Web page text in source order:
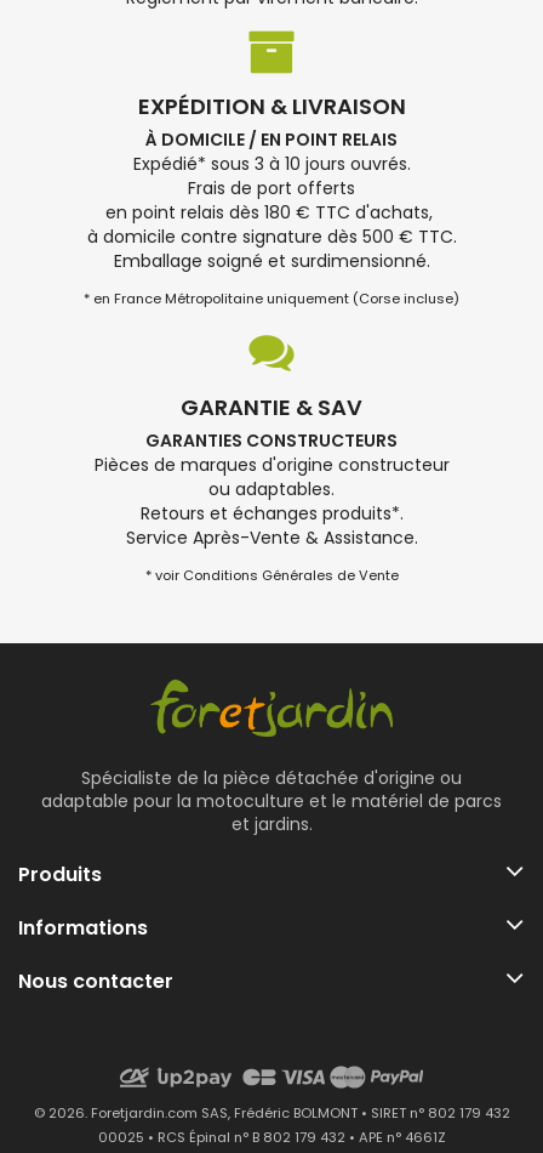
EXPÉDITION & LIVRAISON
À DOMICILE / EN POINT RELAIS
Expédié* sous 3 à 10 jours ouvrés.
Frais de port offerts
en point relais dès 180 € TTC d'achats,
à domicile contre signature dès 500 € TTC.
Emballage soigné et surdimensionné.
* en France Métropolitaine uniquement (Corse incluse)
GARANTIE & SAV
GARANTIES CONSTRUCTEURS
Pièces de marques d'origine constructeur
ou adaptables.
Retours et échanges produits*.
Service Après-Vente & Assistance.
* voir Conditions Générales de Vente
Spécialiste de la pièce détachée d'origine ou
adaptable pour la motoculture et le matériel de parcs
et jardins.
Produits
Informations
Nous contacter
© 2026. Foretjardin.com SAS, Frédéric BOLMONT • SIRET n° 802 179 432
00025 • RCS Épinal n° B 802 179 432 • APE n° 4661Z